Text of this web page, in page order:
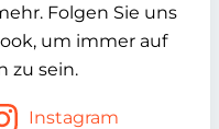
Folgen Sie uns
um immer auf
zu sein.
Instagram